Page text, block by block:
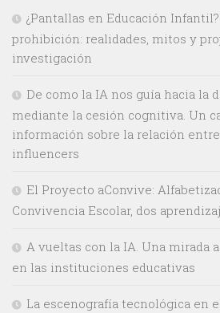
¿Pantallas en Educación
prohibición: realidades, mitos y
investigación
De como la IA nos guía hacia la
mediante la cesión cognitiva. Un
información sobre la relación
influencers
El Proyecto aConvive:
Convivencia Escolar, dos
A vueltas con la IA. Una mirada
en las instituciones educativas
La escenografía tecnológica en